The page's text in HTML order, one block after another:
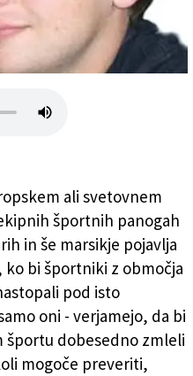
tudi brez Jugoslavije
ali svetovnem
športnih panogah
in še marsikje pojavlja
ko bi športniki z območja
pod isto
oni - verjamejo, da bi
športu dobesedno zmleli
mogoče preveriti,